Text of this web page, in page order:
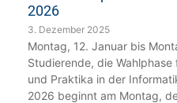
2026
3. Dezember 2025
Montag, 12. Januar bis
Studierende, die
und Praktika in der
2026 beginnt am Montag,